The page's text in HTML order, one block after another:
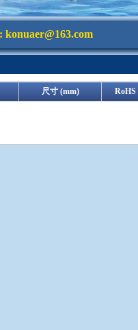
konuaer@163.com
尺寸 (mm) RoHS